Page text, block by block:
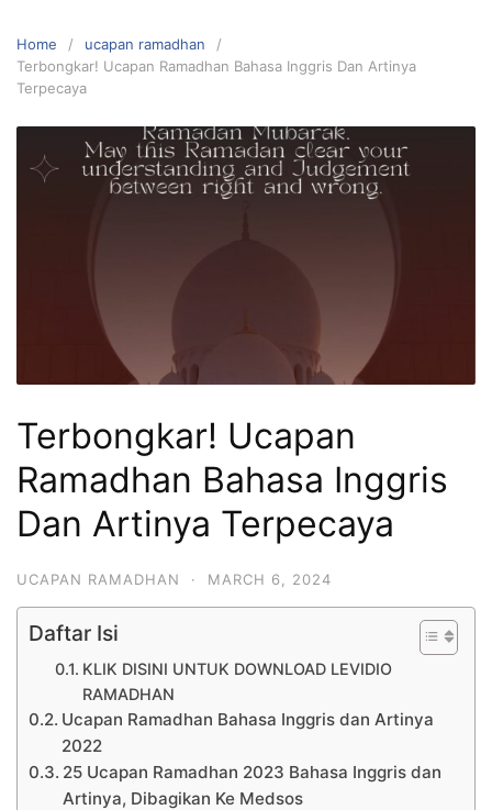
Home
ucapan ramadhan
Terbongkar! Ucapan Ramadhan Bahasa Inggris Dan Artinya
Terpecaya
Terbongkar! Ucapan
Ramadhan Bahasa Inggris
Dan Artinya Terpecaya
UCAPAN RAMADHAN · MARCH 6, 2024
Daftar Isi
KLIK DISINI UNTUK DOWNLOAD LEVIDIO
RAMADHAN
Ucapan Ramadhan Bahasa Inggris dan Artinya
2022
25 Ucapan Ramadhan 2023 Bahasa Inggris dan
Artinya, Dibagikan Ke Medsos